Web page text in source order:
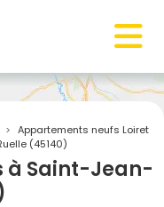
Appartements neufs Loiret
(45140)
à Saint-Jean-